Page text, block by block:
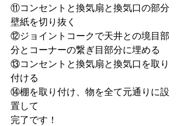
⑪コンセントと換気扇と換気口の部分
壁紙を切り抜く
⑫ジョイントコークで天井との境目部
分とコーナーの繋ぎ目部分に埋める
⑬コンセントと換気扇と換気口を取り
付ける
⑭棚を取り付け、物を全て元通りに設
置して
完了です！